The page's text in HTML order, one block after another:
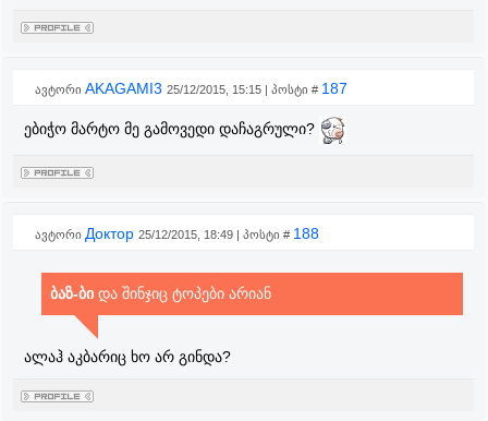
ავტორი AKAGAMI3 25/12/2015, 15:15 | პოსტი # 187
ებიჭო მარტო მე გამოვედი დაჩაგრული?
ავტორი Доктор 25/12/2015, 18:49 | პოსტი # 188
ბაზ-ბიდა შინჯიც ტოპები არიან
ალაჰ აკბარიც ხო არ გინდა?